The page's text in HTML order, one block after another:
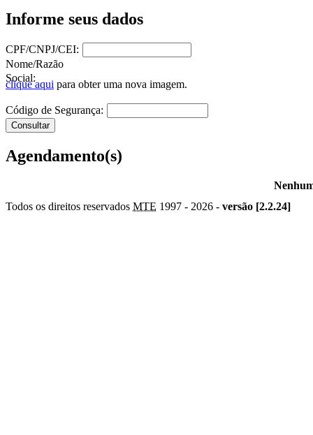
Informe seus dados
CPF/CNPJ/CEI:
Nome/Razão
Social:
clique aqui para obter uma nova imagem.
Código de Segurança:
Agendamento(s)
Todos os direitos reservados MTE 1997 - 2026 - versão [2.2.24]